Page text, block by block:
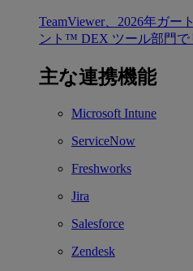
TeamViewer、2026年ガ
ント™ DEX ツール部門で
主な連携機能
Microsoft Intune
ServiceNow
Freshworks
Jira
Salesforce
Zendesk